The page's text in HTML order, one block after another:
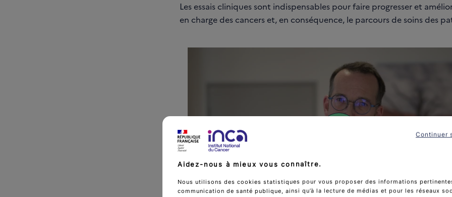
Les essais cliniques sont indispensables pour faire progresser et
en charge des cancers et, en conséquence, le parcours de soins des
e
Aidez-nous à mieux vous connaître.
Nous utilisons des cookies statistiques pour vous proposer des informations
communication de santé publique, ainsi qu’à la lecture de médias et pour les réseaux
Continuer